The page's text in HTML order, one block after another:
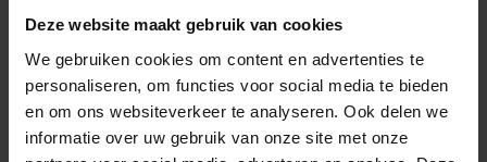
Deze website maakt gebruik van cookies
We gebruiken cookies om content en advertenties te
personaliseren, om functies voor social media te bieden
en om ons websiteverkeer te analyseren. Ook delen we
informatie over uw gebruik van onze site met onze
Dolphin SF60
Dolphin Wave 30
Dolphin Wave 50
Dolphin Wave 80
Dolphin Wave 100
Dolphin M5 Bio